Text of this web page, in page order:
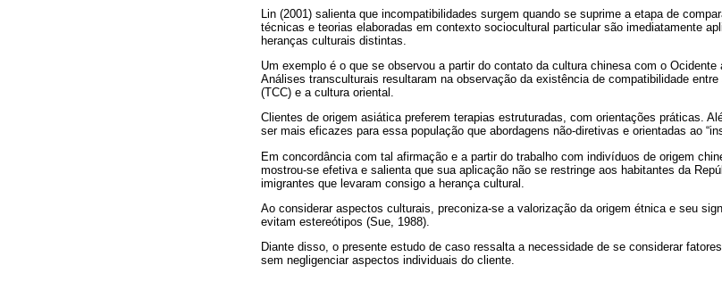
Lin (2001) salienta que incompatibilidades surgem quando se suprime a etapa de
técnicas e teorias elaboradas em contexto sociocultural particular são imediatamente
heranças culturais distintas.
Um exemplo é o que se observou a partir do contato da cultura chinesa com o
Análises transculturais resultaram na observação da existência de compatibilidade entre
(TCC) e a cultura oriental.
Clientes de origem asiática preferem terapias estruturadas, com orientações práticas.
ser mais eficazes para essa população que abordagens não-diretivas e orientadas ao
Em concordância com tal afirmação e a partir do trabalho com indivíduos de origem
mostrou-se efetiva e salienta que sua aplicação não se restringe aos habitantes da
imigrantes que levaram consigo a herança cultural.
Ao considerar aspectos culturais, preconiza-se a valorização da origem étnica e seu
evitam estereótipos (Sue, 1988).
Diante disso, o presente estudo de caso ressalta a necessidade de se considerar
sem negligenciar aspectos individuais do cliente.